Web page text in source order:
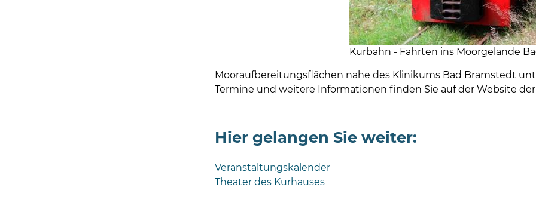
Kurbahn - Fahrten ins Moorgelände
Mooraufbereitungsflächen nahe des Klinikums Bad Bramstedt
Termine und weitere Informationen finden Sie auf der Website
Hier gelangen Sie weiter:
Veranstaltungskalender
Theater des Kurhauses